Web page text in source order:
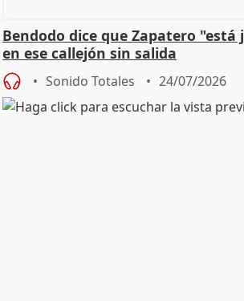
Bendodo dice que Zapatero "está
en ese callejón sin salida
Sonido Totales 24/07/2026